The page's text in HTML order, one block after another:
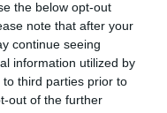
the below opt-out
note that after your
continue seeing
information utilized by
third parties prior to
out of the further